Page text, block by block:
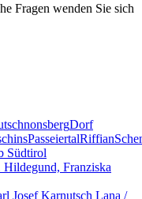
Fragen wenden Sie sich
Dorf
PasseiertalRiffian
Südtirol
Hildegund, Franziska
Josef Karnutsch Lana /